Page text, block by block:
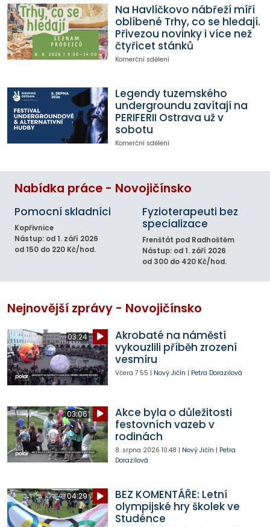
Na Havlíčkovo nábřeží míří
oblíbené Trhy, co se hledají.
Přivezou novinky i více než
čtyřicet stánků
Komerční sdělení
Legendy tuzemského
undergroundu zavítají na
PERIFERII Ostrava už v
sobotu
Komerční sdělení
Nabídka práce - Novojičínsko
Pomocní skladníci
Kopřivnice
Nástup: od 1. září 2026
od 150 do 220 Kč/hod.
Fyzioterapeuti bez
specializace
Frenštát pod Radhoštěm
Nástup: od 1. září 2026
od 300 do 420 Kč/hod.
Nejnovější zprávy - Novojičínsko
03:24
Akrobaté na náměstí
vykouzlili příběh zrození
vesmíru
Včera 7:55 | Nový Jičín | Petra Dorazilová
03:06
Akce byla o důležitosti
festovních vazeb v
rodinách
8. srpna 2026 10:48 | Nový Jičín | Petra
Dorazilová
04:29
BEZ KOMENTÁŘE: Letní
olympijské hry školek ve
Studénce